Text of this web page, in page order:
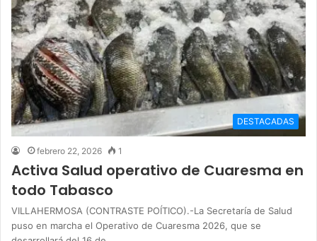
DESTACADAS
febrero 22, 2026 1
Activa Salud operativo de Cuaresma en
todo Tabasco
VILLAHERMOSA (CONTRASTE POÍTICO).-La Secretaría de Salud
puso en marcha el Operativo de Cuaresma 2026, que se